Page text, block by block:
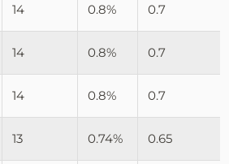
14 0.8% 0.7
14 0.8% 0.7
14 0.8% 0.7
13 0.74% 0.65